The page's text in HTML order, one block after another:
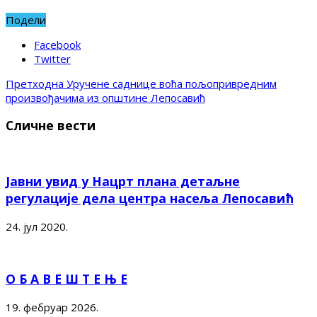
Подели
Facebook
Twitter
Претходна Уручене саднице воћа пољопривредним
произвођачима из општине Лепосавић
Сличне вести
Јавни увид у Нацрт плана детаљне
регулације дела центра насеља Лепосавић
24. јул 2020.
О Б А В Е Ш Т Е Њ Е
19. фебруар 2026.